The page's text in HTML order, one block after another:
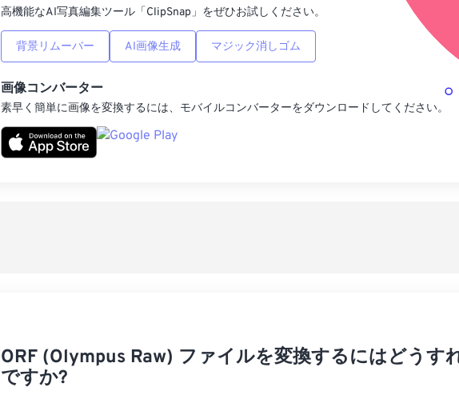
URLから
高機能なAI写真編集ツール「ClipSnap」をぜひお試しください。
背景リムーバー AI画像生成 マジック消しゴム
画像コンバーター
素早く簡単に画像を変換するには、モバイルコンバーターをダウンロードしてください。
ORF (Olympus Raw) ファイルを変換するにはどうす
ですか?